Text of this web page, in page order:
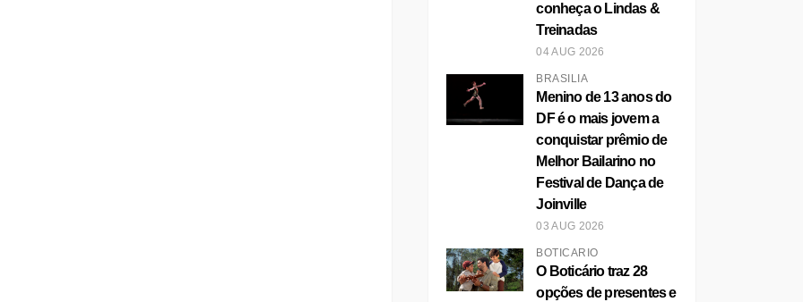
conheça o Lindas &
Treinadas
04 AUG 2026
BRASÍLIA
Menino de 13 anos do
DF é o mais jovem a
conquistar prêmio de
Melhor Bailarino no
Festival de Dança de
Joinville
03 AUG 2026
BOTICÁRIO
O Boticário traz 28
opções de presentes e